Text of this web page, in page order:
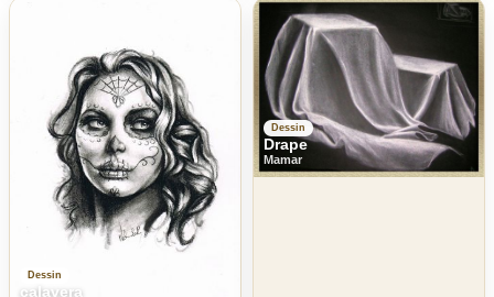
Dessin
calavera
Dessin
Drape
Mamar